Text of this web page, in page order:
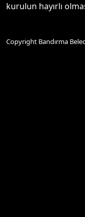
kurulun hayırlı
Copyright Bandırma